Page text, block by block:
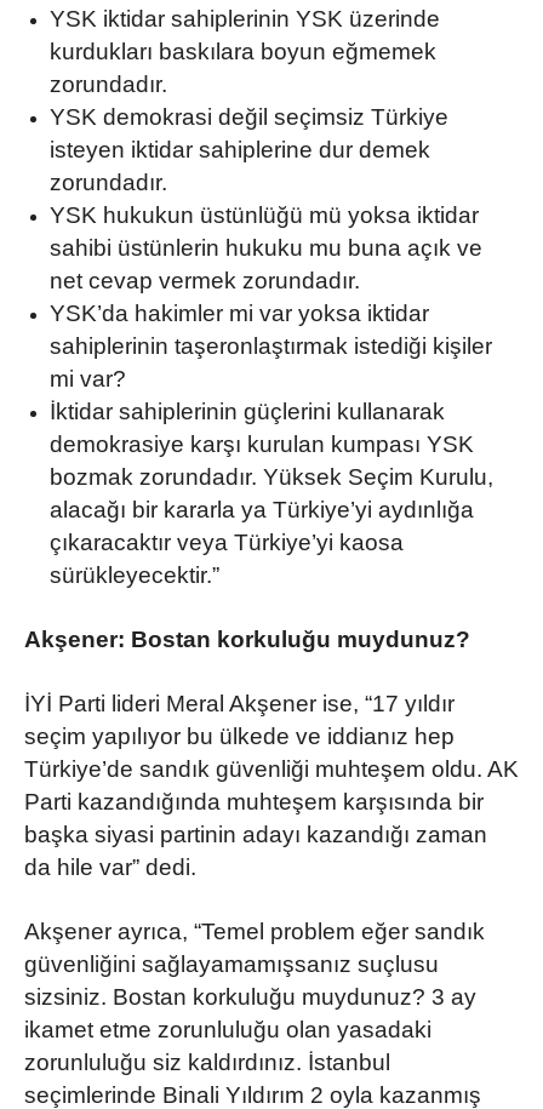
YSK iktidar sahiplerinin YSK üzerinde
kurdukları baskılara boyun eğmemek
zorundadır.
YSK demokrasi değil seçimsiz Türkiye
isteyen iktidar sahiplerine dur demek
zorundadır.
YSK hukukun üstünlüğü mü yoksa iktidar
sahibi üstünlerin hukuku mu buna açık ve
net cevap vermek zorundadır.
YSK’da hakimler mi var yoksa iktidar
sahiplerinin taşeronlaştırmak istediği kişiler
mi var?
İktidar sahiplerinin güçlerini kullanarak
demokrasiye karşı kurulan kumpası YSK
bozmak zorundadır. Yüksek Seçim Kurulu,
alacağı bir kararla ya Türkiye’yi aydınlığa
çıkaracaktır veya Türkiye’yi kaosa
sürükleyecektir.”
Akşener: Bostan korkuluğu muydunuz?
İYİ Parti lideri Meral Akşener ise, “17 yıldır
seçim yapılıyor bu ülkede ve iddianız hep
Türkiye’de sandık güvenliği muhteşem oldu. AK
Parti kazandığında muhteşem karşısında bir
başka siyasi partinin adayı kazandığı zaman
da hile var” dedi.
Akşener ayrıca, “Temel problem eğer sandık
güvenliğini sağlayamamışsanız suçlusu
sizsiniz. Bostan korkuluğu muydunuz? 3 ay
ikamet etme zorunluluğu olan yasadaki
zorunluluğu siz kaldırdınız. İstanbul
seçimlerinde Binali Yıldırım 2 oyla kazanmış